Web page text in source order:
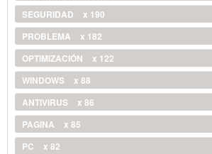
SEGURIDAD
x 190
PROBLEMA
x 182
OPTIMIZACIÓN
x 122
WINDOWS
x 88
ANTIVIRUS
x 86
PAGINA
x 85
PC
x 82